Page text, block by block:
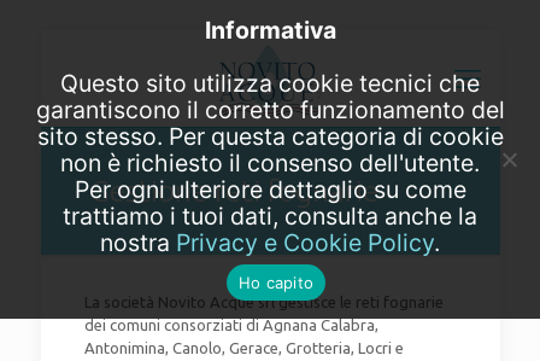
Gestione reti fognarie
La società Novito Acque srl gestisce le reti fognarie
dei comuni consorziati di Agnana Calabra,
Antonimina, Canolo, Gerace, Grotteria, Locri e
Informativa
Questo sito utilizza cookie tecnici che
garantiscono il corretto funzionamento del
sito stesso. Per questa categoria di cookie
non è richiesto il consenso dell'utente.
Per ogni ulteriore dettaglio su come
trattiamo i tuoi dati, consulta anche la
nostra Privacy e Cookie Policy.
Ho capito